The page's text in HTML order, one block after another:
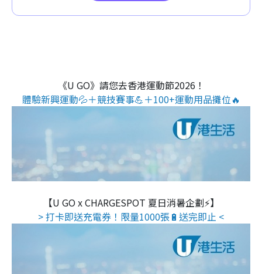
《U GO》請您去香港運動節2026！
體驗新興運動💦＋競技賽事💪＋100+運動用品攤位🔥
【U GO x CHARGESPOT 夏日消暑企劃⚡】
> 打卡即送充電券！限量1000張🔋送完即止 <